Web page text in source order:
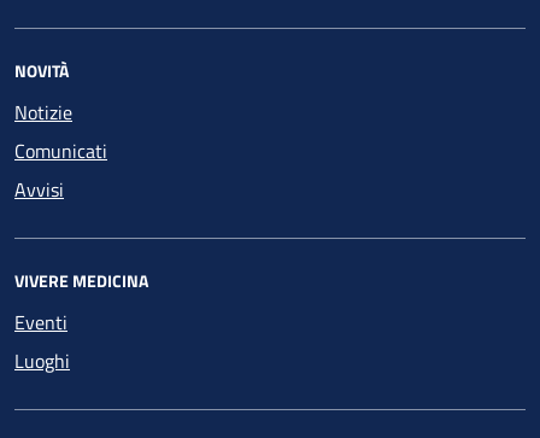
NOVITÀ
Notizie
Comunicati
Avvisi
VIVERE MEDICINA
Eventi
Luoghi